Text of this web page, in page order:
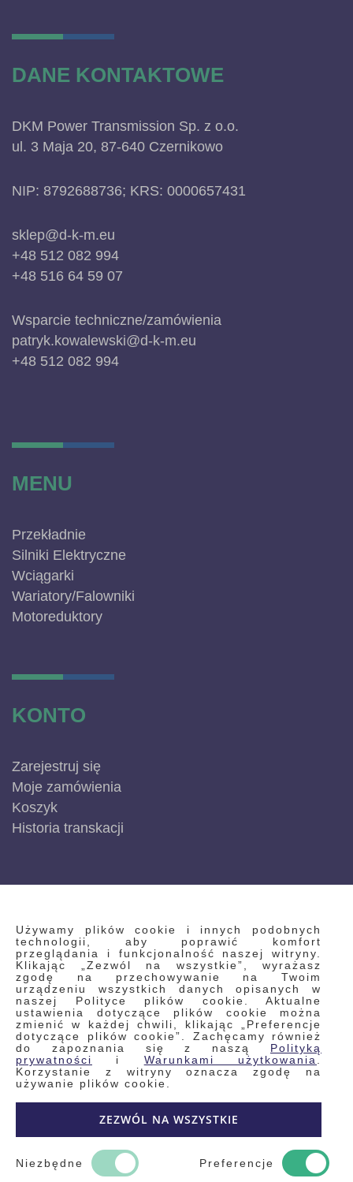
Używamy plików cookie i innych podobnych
technologii, aby poprawić komfort
przeglądania i funkcjonalność naszej witryny.
Klikając „Zezwól na wszystkie”, wyrażasz
zgodę na przechowywanie na Twoim
urządzeniu wszystkich danych opisanych w
naszej Polityce plików cookie. Aktualne
ustawienia dotyczące plików cookie można
zmienić w każdej chwili, klikając „Preferencje
dotyczące plików cookie”. Zachęcamy również
do zapoznania się z naszą Polityką
prywatności
i Warunkami użytkowania
Korzystanie z witryny oznacza zgodę na
używanie plików cookie.
ZEZWÓL NA WSZYSTKIE
Niezbędne Preferencje
DANE KONTAKTOWE
DKM Power Transmission Sp. z o.o.
ul. 3 Maja 20, 87-640 Czernikowo
NIP: 8792688736; KRS: 0000657431
sklep@d-k-m.eu
+48 512 082 994
+48 516 64 59 07
Wsparcie techniczne/zamówienia
patryk.kowalewski@d-k-m.eu
+48 512 082 994
MENU
Przekładnie
Silniki Elektryczne
Wciągarki
Wariatory/Falowniki
Motoreduktory
KONTO
Zarejestruj się
Moje zamówienia
Koszyk
Historia transkacji
INFORMACJE
Regulamin
Polityka prywatności i pliki cookie
Wyszukiwane frazy
Wyszukiwanie zaawansowane
Zamówienia
Skontaktuj się z nami
Odstąp od umowy
Kontakt